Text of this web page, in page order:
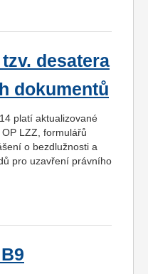
desatera
dokumentů
platí aktualizované
LZZ, formulářů
o bezdlužnosti a
pro uzavření právního